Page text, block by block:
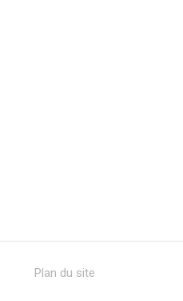
Plan du site